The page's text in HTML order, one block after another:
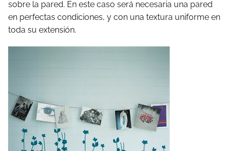
sobre la pared. En este caso será necesaria una pared
en perfectas condiciones, y con una textura uniforme en
toda su extensión.